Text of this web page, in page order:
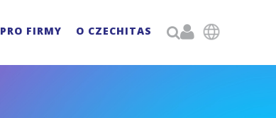
PRO FIRMY O CZECHITAS 